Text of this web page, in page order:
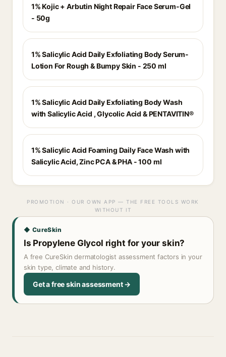
1% Kojic + Arbutin Night Repair Face Serum-Gel
- 50g
1% Salicylic Acid Daily Exfoliating Body Serum-
Lotion For Rough & Bumpy Skin - 250 ml
1% Salicylic Acid Daily Exfoliating Body Wash
with Salicylic Acid , Glycolic Acid & PENTAVITIN®
1% Salicylic Acid Foaming Daily Face Wash with
Salicylic Acid, Zinc PCA & PHA - 100 ml
PROMOTION · OUR OWN APP — THE FREE TOOLS WORK
WITHOUT IT
◆ CureSkin
Is Propylene Glycol right for your skin?
A free CureSkin dermatologist assessment factors in your
skin type, climate and history.
Get a free skin assessment →